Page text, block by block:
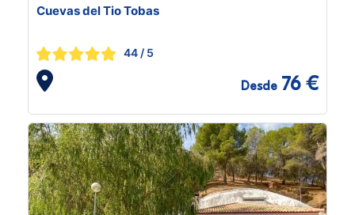
Cuevas del Tio Tobas
44 / 5
Desde 76 €